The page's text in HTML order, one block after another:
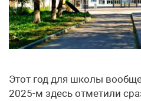
Этот год для школы
2025-м здесь отметили